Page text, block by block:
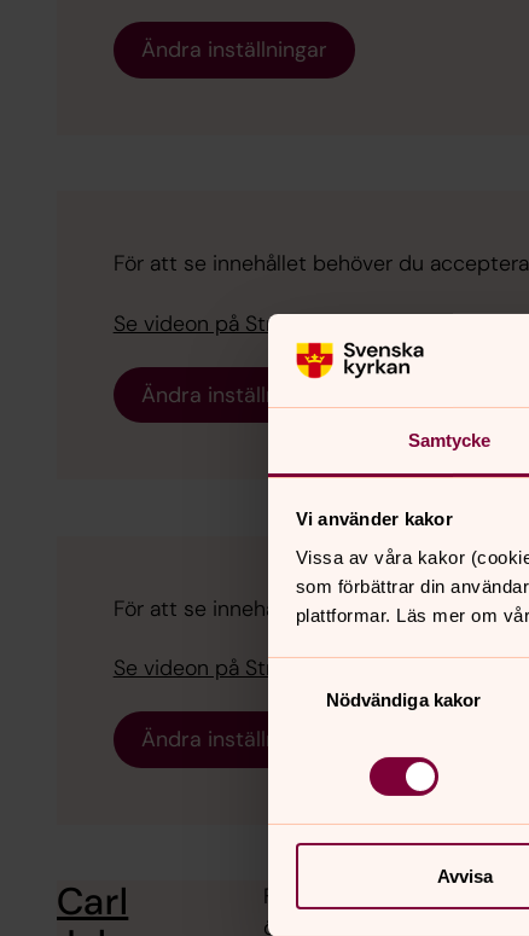
Samtycke
Vi använder kakor
Vissa av våra kakor
som förbättrar din
plattformar. Läs mer om
Samtyckesval
Nödvändiga kakor
Avvisa
Ändra inställningar
För att se innehållet behöver du
Se videon på Streamio i stället.
Ändra inställningar
För att se innehållet behöver du acceptera
Se videon på Streamio i stället.
Ändra inställningar
Carl
Från Linnégatan till Röda
öppenhet och erbjuda